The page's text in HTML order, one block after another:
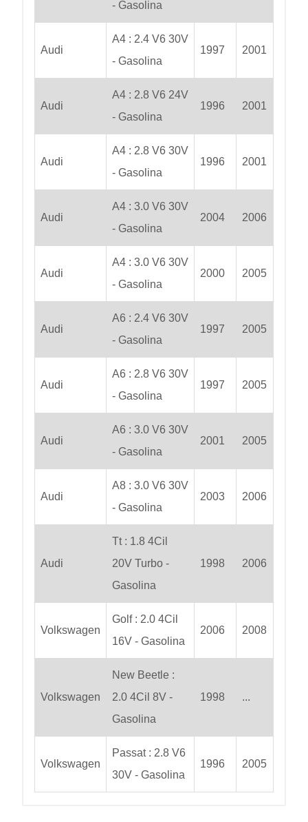
- Gasolina
Audi
A4 : 2.4 V6 30V
- Gasolina
1997 2001
Audi
A4 : 2.8 V6 24V
- Gasolina
1996 2001
Audi
A4 : 2.8 V6 30V
- Gasolina
1996 2001
Audi
A4 : 3.0 V6 30V
- Gasolina
2004 2006
Audi
A4 : 3.0 V6 30V
- Gasolina
2000 2005
Audi
A6 : 2.4 V6 30V
- Gasolina
1997 2005
Audi
A6 : 2.8 V6 30V
- Gasolina
1997 2005
Audi
A6 : 3.0 V6 30V
- Gasolina
2001 2005
Audi
A8 : 3.0 V6 30V
- Gasolina
2003 2006
Audi
Tt : 1.8 4Cil
20V Turbo -
Gasolina
1998 2006
Volkswagen
Golf : 2.0 4Cil
16V - Gasolina
2006 2008
Volkswagen
New Beetle :
2.0 4Cil 8V -
Gasolina
1998 ...
Volkswagen
Passat : 2.8 V6
30V - Gasolina
1996 2005